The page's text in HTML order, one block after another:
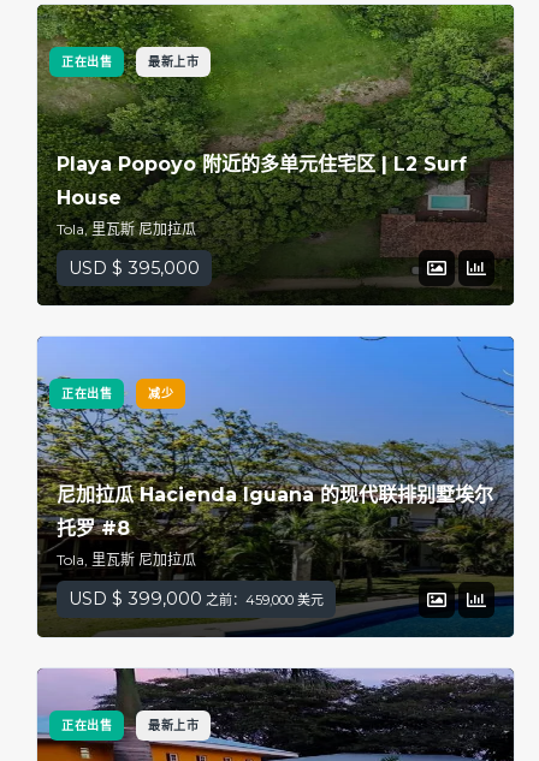
正在出售 最新上市
Playa Popoyo 附近的多单元住宅区 | L2 Surf
House
Tola, 里瓦斯 尼加拉瓜
USD $ 395,000
正在出售 减少
尼加拉瓜 Hacienda Iguana 的现代联排别墅埃尔
托罗 #8
Tola, 里瓦斯 尼加拉瓜
USD $ 399,000 之前：459,000 美元
正在出售 最新上市